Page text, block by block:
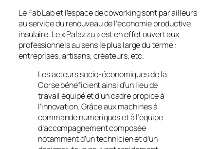
Le Fab Lab et l’espace de coworking sont par ailleurs
au service du renouveau de l’économie productive
insulaire. Le «Palazzu» est en effet ouvert aux
professionnels au sens le plus large du terme :
entreprises, artisans, créateurs, etc.
Les acteurs socio-économiques de la
Corse bénéficient ainsi d’un lieu de
travail équipé et d’un cadre propice à
l’innovation. Grâce aux machines à
commande numériques et à l’équipe
d’accompagnement composée
notamment d’un technicien et d’un